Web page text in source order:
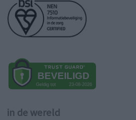
in de wereld